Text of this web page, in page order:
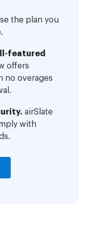
the plan you
featured
offers
no overages
airSlate
with